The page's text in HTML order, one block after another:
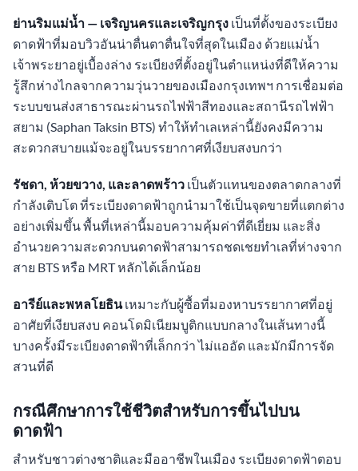
ย่านริมแม่น้ำ — เจริญนครและเจริญกรุง เป็นที่ตั้งของระเบียง
ดาดฟ้าที่มอบวิวอันน่าตื่นตาตื่นใจที่สุดในเมือง ด้วยแม่น้ำ
เจ้าพระยาอยู่เบื้องล่าง ระเบียงที่ตั้งอยู่ในตำแหน่งที่ดีให้ความ
รู้สึกห่างไกลจากความวุ่นวายของเมืองกรุงเทพฯ การเชื่อมต่อ
ระบบขนส่งสาธารณะผ่านรถไฟฟ้าสีทองและสถานีรถไฟฟ้า
สยาม (Saphan Taksin BTS) ทำให้ทำเลเหล่านี้ยังคงมีความ
สะดวกสบายแม้จะอยู่ในบรรยากาศที่เงียบสงบกว่า
รัชดา, ห้วยขวาง, และลาดพร้าว เป็นตัวแทนของตลาดกลางที่
กำลังเติบโต ที่ระเบียงดาดฟ้าถูกนำมาใช้เป็นจุดขายที่แตกต่าง
อย่างเพิ่มขึ้น พื้นที่เหล่านี้มอบความคุ้มค่าที่ดีเยี่ยม และสิ่ง
อำนวยความสะดวกบนดาดฟ้าสามารถชดเชยทำเลที่ห่างจาก
สาย BTS หรือ MRT หลักได้เล็กน้อย
อารีย์และพหลโยธินเหมาะกับผู้ซื้อที่มองหาบรรยากาศที่อยู่
อาศัยที่เงียบสงบ คอนโดมิเนียมบูติกแบบกลางในเส้นทางนี้
บางครั้งมีระเบียงดาดฟ้าที่เล็กกว่า ไม่แออัด และมักมีการจัด
สวนที่ดี
กรณีศึกษาการใช้ชีวิตสำหรับการขึ้นไปบน
ดาดฟ้า
สำหรับชาวต่างชาติและมืออาชีพในเมือง ระเบียงดาดฟ้าตอบ